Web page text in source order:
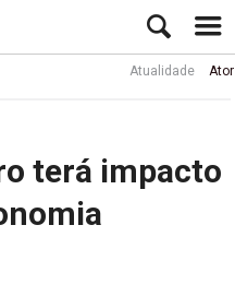
Atualidade Ator Rui
terá impacto